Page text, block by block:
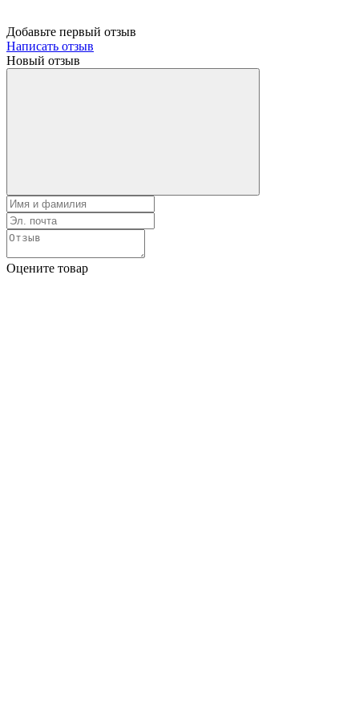
Добавьте первый отзыв
Написать отзыв
Новый отзыв
Оцените товар